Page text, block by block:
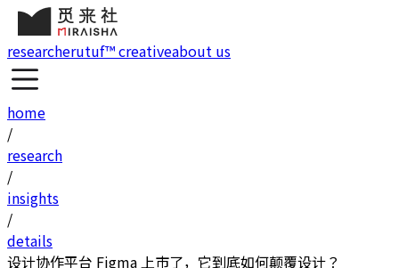
researcherutuf™ creativeabout us
home
/
research
/
insights
/
details
设计协作平台 Figma 上市了，它到底如何颠覆设计？